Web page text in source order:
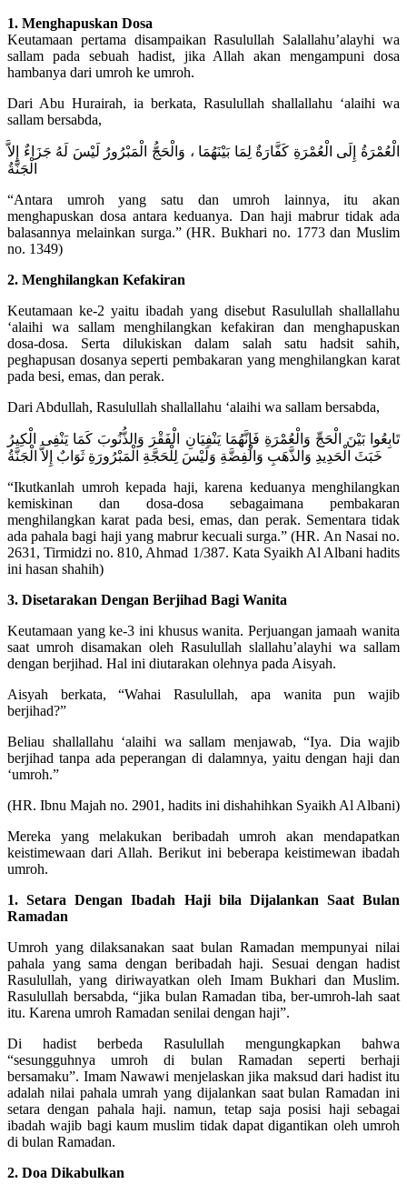
1. Menghapuskan Dosa
Keutamaan pertama disampaikan Rasulullah Salallahu’alayhi wa
sallam pada sebuah hadist, jika Allah akan mengampuni dosa
hambanya dari umroh ke umroh.
Dari Abu Hurairah, ia berkata, Rasulullah shallallahu ‘alaihi wa
sallam bersabda,
الْعُمْرَةُ إِلَى الْعُمْرَةِ كَفَّارَةٌ لِمَا بَيْنَهُمَا ، وَالْحَجُّ الْمَبْرُورُ لَيْسَ لَهُ جَزَاءٌ إِلاَّ
الْجَنَّةُ
“Antara umroh yang satu dan umroh lainnya, itu akan
menghapuskan dosa antara keduanya. Dan haji mabrur tidak ada
balasannya melainkan surga.” (HR. Bukhari no. 1773 dan Muslim
no. 1349)
2. Menghilangkan Kefakiran
Keutamaan ke-2 yaitu ibadah yang disebut Rasulullah shallallahu
‘alaihi wa sallam menghilangkan kefakiran dan menghapuskan
dosa-dosa. Serta dilukiskan dalam salah satu hadsit sahih,
peghapusan dosanya seperti pembakaran yang menghilangkan karat
pada besi, emas, dan perak.
Dari Abdullah, Rasulullah shallallahu ‘alaihi wa sallam bersabda,
تَابِعُوا بَيْنَ الْحَجِّ وَالْعُمْرَةِ فَإِنَّهُمَا يَنْفِيَانِ الْفَقْرَ وَالذُّنُوبَ كَمَا يَنْفِى الْكِيرُ
خَبَثَ الْحَدِيدِ وَالذَّهَبِ وَالْفِضَّةِ وَلَيْسَ لِلْحَجَّةِ الْمَبْرُورَةِ ثَوَابٌ إِلاَّ الْجَنَّةُ
“Ikutkanlah umroh kepada haji, karena keduanya menghilangkan
kemiskinan dan dosa-dosa sebagaimana pembakaran
menghilangkan karat pada besi, emas, dan perak. Sementara tidak
ada pahala bagi haji yang mabrur kecuali surga.” (HR. An Nasai no.
2631, Tirmidzi no. 810, Ahmad 1/387. Kata Syaikh Al Albani hadits
ini hasan shahih)
3. Disetarakan Dengan Berjihad Bagi Wanita
Keutamaan yang ke-3 ini khusus wanita. Perjuangan jamaah wanita
saat umroh disamakan oleh Rasulullah slallahu’alayhi wa sallam
dengan berjihad. Hal ini diutarakan olehnya pada Aisyah.
Aisyah berkata, “Wahai Rasulullah, apa wanita pun wajib
berjihad?”
Beliau shallallahu ‘alaihi wa sallam menjawab, “Iya. Dia wajib
berjihad tanpa ada peperangan di dalamnya, yaitu dengan haji dan
‘umroh.”
(HR. Ibnu Majah no. 2901, hadits ini dishahihkan Syaikh Al Albani)
Mereka yang melakukan beribadah umroh akan mendapatkan
keistimewaan dari Allah. Berikut ini beberapa keistimewan ibadah
umroh.
1. Setara Dengan Ibadah Haji bila Dijalankan Saat Bulan
Ramadan
Umroh yang dilaksanakan saat bulan Ramadan mempunyai nilai
pahala yang sama dengan beribadah haji. Sesuai dengan hadist
Rasulullah, yang diriwayatkan oleh Imam Bukhari dan Muslim.
Rasulullah bersabda, “jika bulan Ramadan tiba, ber-umroh-lah saat
itu. Karena umroh Ramadan senilai dengan haji”.
Di hadist berbeda Rasulullah mengungkapkan bahwa
“sesungguhnya umroh di bulan Ramadan seperti berhaji
bersamaku”. Imam Nawawi menjelaskan jika maksud dari hadist itu
adalah nilai pahala umrah yang dijalankan saat bulan Ramadan ini
setara dengan pahala haji. namun, tetap saja posisi haji sebagai
ibadah wajib bagi kaum muslim tidak dapat digantikan oleh umroh
di bulan Ramadan.
2. Doa Dikabulkan